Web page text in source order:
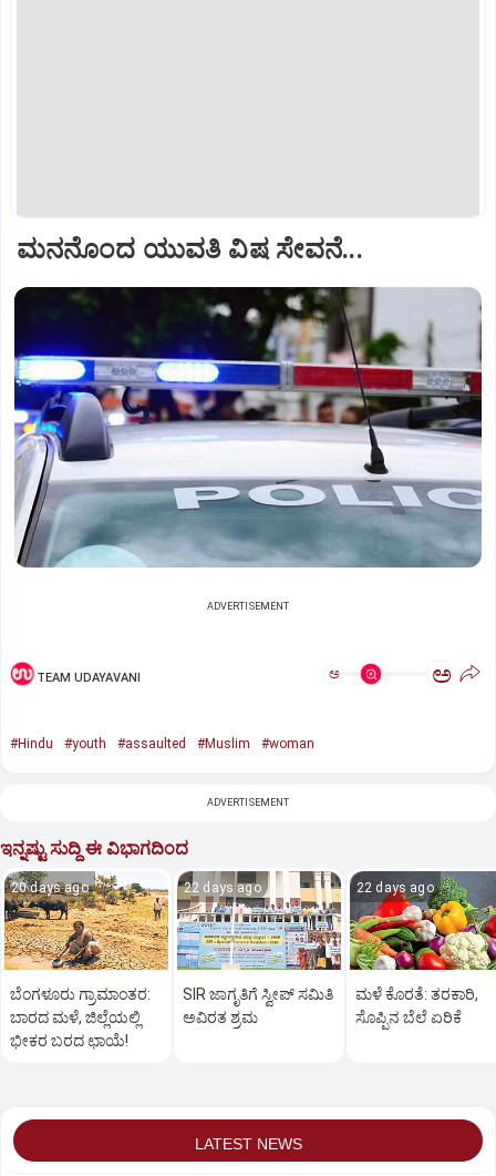
ಮನನೊಂದ ಯುವತಿ ವಿಷ ಸೇವನೆ...
ADVERTISEMENT
TEAM UDAYAVANI ಅ ಅ
#Hindu #youth #assaulted #Muslim #woman
ADVERTISEMENT
ಇನ್ನಷ್ಟು ಸುದ್ದಿ ಈ ವಿಭಾಗದಿಂದ
20 days ago
ಬೆಂಗಳೂರು ಗ್ರಾಮಾಂತರ:
ಬಾರದ ಮಳೆ, ಜಿಲ್ಲೆಯಲ್ಲಿ
ಭೀಕರ ಬರದ ಛಾಯೆ!
22 days ago
SIR ಜಾಗೃತಿಗೆ ಸ್ವೀಪ್‌ ಸಮಿತಿ
ಅವಿರತ ಶ್ರಮ
22 days ago
ಮಳೆ ಕೊರತೆ: ತರಕಾರಿ,
ಸೊಪ್ಪಿನ ಬೆಲೆ ಏರಿಕೆ
LATEST NEWS